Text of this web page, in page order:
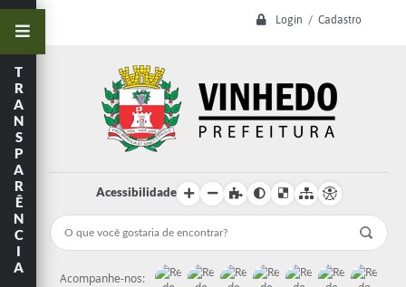
Login / Cadastro
Acessibilidade
Acompanhe-nos:
T
R
A
N
S
P
A
R
Ê
N
C
I
A